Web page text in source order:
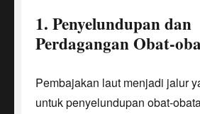
1. Penyelundupan dan
Perdagangan Obat-
Pembajakan laut menjadi jalur
untuk penyelundupan obat-